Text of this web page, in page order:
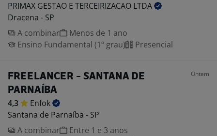
PRIMAX GESTAO E TERCEIRIZACAO LTDA
Dracena - SP
A combinar
Menos de 1 ano
Ensino Fundamental (1º grau)
Presencial
FREELANCER - SANTANA DE
PARNAÍBA
Ontem
4,3
Enfok
Santana de Parnaíba - SP
A combinar
Entre 1 e 3 anos